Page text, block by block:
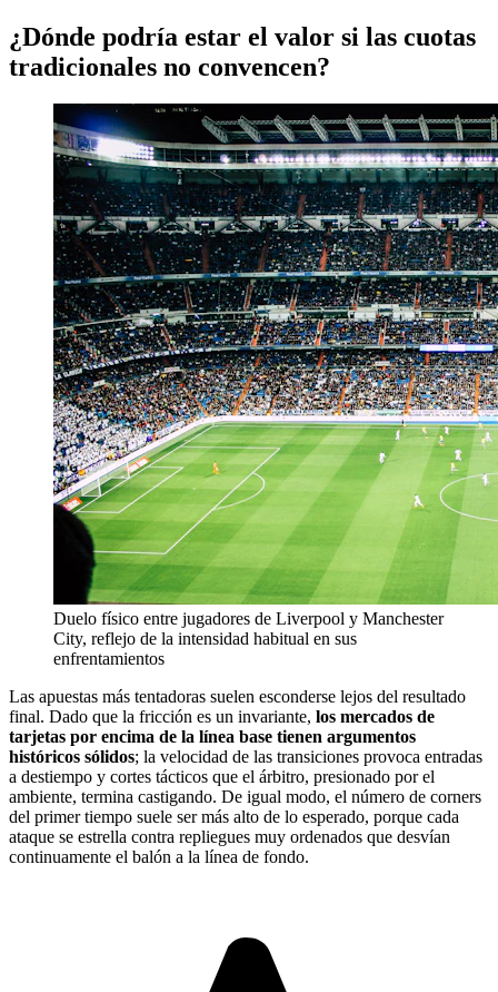
¿Dónde podría estar el valor si las cuotas
tradicionales no convencen?
Duelo físico entre jugadores de Liverpool y Manchester
City, reflejo de la intensidad habitual en sus
enfrentamientos
Las apuestas más tentadoras suelen esconderse lejos del resultado
final. Dado que la fricción es un invariante, los mercados de
tarjetas por encima de la línea base tienen argumentos
históricos sólidos; la velocidad de las transiciones provoca entradas
a destiempo y cortes tácticos que el árbitro, presionado por el
ambiente, termina castigando. De igual modo, el número de corners
del primer tiempo suele ser más alto de lo esperado, porque cada
ataque se estrella contra repliegues muy ordenados que desvían
continuamente el balón a la línea de fondo.